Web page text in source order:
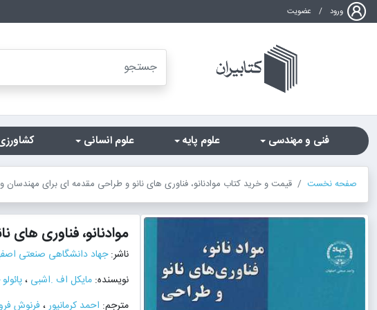
ورود / عضویت
فنی و مهندسی علوم پایه علوم انسانی
صفحه نخست قیمت و خرید کتاب موادنانو، فناوری های نانو و طراحی مقدمه ای برای مهندسان و معماران جلد1 اثر مایکل اف .اشبی با ترجمه احمد
موادنانو، فناوری
ناشر:جهاد دانشگاهی صنعتی
نویسنده: مایکل اف .اشبی ،
مترجم: احمد کرمانپور، فرنوش